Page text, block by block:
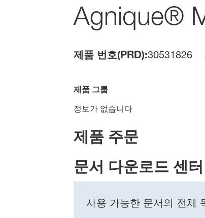
Agnique®
제품 번호(PRD):30531826
제품 그룹
정보가 없습니다
제품 주문
문서 다운로드 센터
사용 가능한 문서의 전체